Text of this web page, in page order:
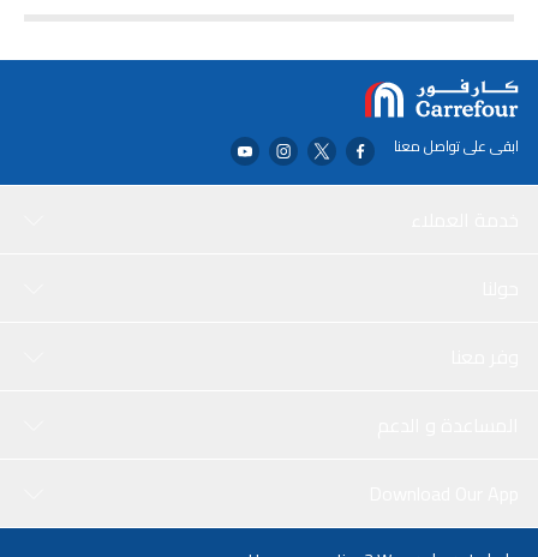
الإمساك تجعلها مريحة للحمل. يعتبر زجاج الفرن هذا ضروريًا لأي مطبخ
للحفاظ على طعامك ويحافظ عليه طازجًا ولذيذًا.
ابقى على تواصل معنا